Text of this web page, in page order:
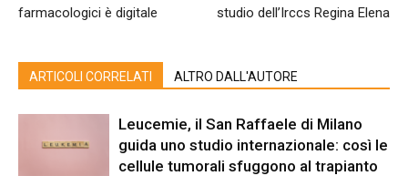
farmacologici è digitale
studio dell’Irccs Regina Elena
ARTICOLI CORRELATI ALTRO DALL'AUTORE
Leucemie, il San Raffaele di Milano
guida uno studio internazionale: così le
cellule tumorali sfuggono al trapianto